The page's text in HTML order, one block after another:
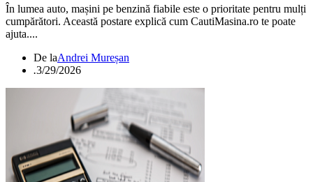
În lumea auto, mașini pe benzină fiabile este o prioritate pentru mulți
cumpărători. Această postare explică cum CautiMasina.ro te poate
ajuta....
De laAndrei Mureșan
.3/29/2026